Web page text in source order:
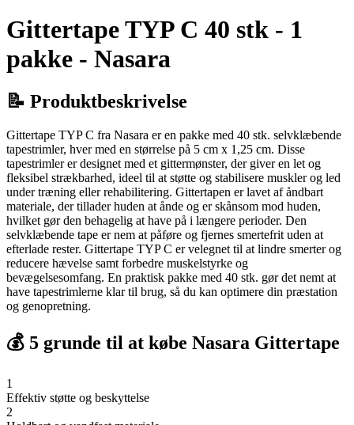
Gittertape TYP C 40 stk - 1
pakke - Nasara
📝 Produktbeskrivelse
Gittertape TYP C fra Nasara er en pakke med 40 stk. selvklæbende
tapestrimler, hver med en størrelse på 5 cm x 1,25 cm. Disse
tapestrimler er designet med et gittermønster, der giver en let og
fleksibel strækbarhed, ideel til at støtte og stabilisere muskler og led
under træning eller rehabilitering. Gittertapen er lavet af åndbart
materiale, der tillader huden at ånde og er skånsom mod huden,
hvilket gør den behagelig at have på i længere perioder. Den
selvklæbende tape er nem at påføre og fjernes smertefrit uden at
efterlade rester. Gittertape TYP C er velegnet til at lindre smerter og
reducere hævelse samt forbedre muskelstyrke og
bevægelsesomfang. En praktisk pakke med 40 stk. gør det nemt at
have tapestrimlerne klar til brug, så du kan optimere din præstation
og genopretning.
💰 5 grunde til at købe Nasara Gittertape
1
Effektiv støtte og beskyttelse
2